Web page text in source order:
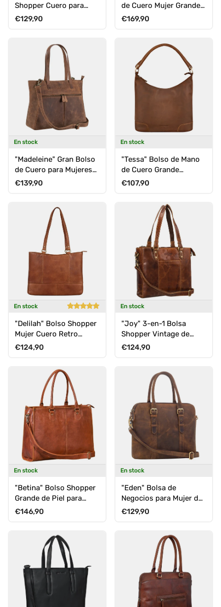
Shopper Cuero para
Mujeres Business
Precio normal
€129,90
de Cuero Mujer Grande
Elegante de Hombro
Precio normal
€169,90
En stock
"Madeleine" Gran Bolso
de Cuero para Mujeres
Vintage
Precio normal
€139,90
En stock
"Tessa" Bolso de Mano
de Cuero Grande
Shopper Saco Hobo
Precio normal
€107,90
En stock
"Delilah" Bolso Shopper
Mujer Cuero Retro
Bandolera Hobo
Precio normal
€124,90
En stock
"Joy" 3-en-1 Bolsa
Shopper Vintage de
Cuero para Mujeres
Precio normal
€124,90
En stock
"Betina" Bolso Shopper
Grande de Piel para
Mujer con
Pulgadas
Precio normal
€146,90
En stock
"Eden" Bolsa de
Negocios para Mujer de
Cuero Vintage para
Precio normal
€129,90